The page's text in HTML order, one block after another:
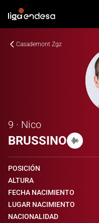
Casademont Zgz
9 · Nico
BRUSSINO
POSICIÓN
ALTURA
FECHA NACIMIENTO
LUGAR NACIMIENTO
NACIONALIDAD